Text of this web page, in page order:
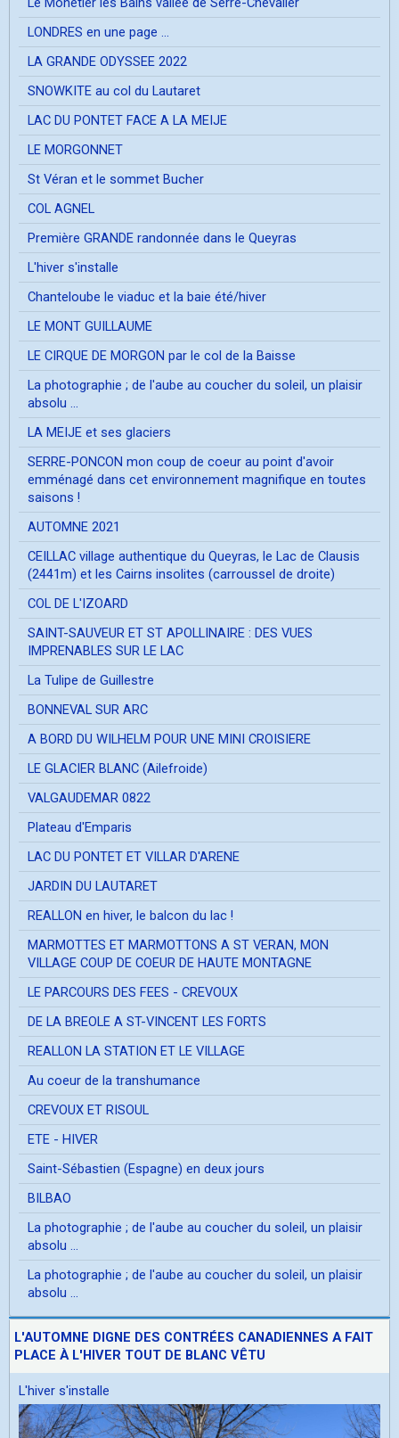
LONDRES en une page ...
LA GRANDE ODYSSEE 2022
SNOWKITE au col du Lautaret
LAC DU PONTET FACE A LA MEIJE
LE MORGONNET
St Véran et le sommet Bucher
COL AGNEL
Première GRANDE randonnée dans le Queyras
L'hiver s'installe
Chanteloube le viaduc et la baie été/hiver
LE MONT GUILLAUME
LE CIRQUE DE MORGON par le col de la Baisse
La photographie ; de l'aube au coucher du soleil, un plaisir
absolu ...
LA MEIJE et ses glaciers
SERRE-PONCON mon coup de coeur au point d'avoir
emménagé dans cet environnement magnifique en toutes
saisons !
AUTOMNE 2021
CEILLAC village authentique du Queyras, le Lac de Clausis
(2441m) et les Cairns insolites (carroussel de droite)
COL DE L'IZOARD
SAINT-SAUVEUR ET ST APOLLINAIRE : DES VUES
IMPRENABLES SUR LE LAC
La Tulipe de Guillestre
BONNEVAL SUR ARC
A BORD DU WILHELM POUR UNE MINI CROISIERE
LE GLACIER BLANC (Ailefroide)
VALGAUDEMAR 0822
Plateau d'Emparis
LAC DU PONTET ET VILLAR D'ARENE
JARDIN DU LAUTARET
REALLON en hiver, le balcon du lac !
MARMOTTES ET MARMOTTONS A ST VERAN, MON
VILLAGE COUP DE COEUR DE HAUTE MONTAGNE
LE PARCOURS DES FEES - CREVOUX
DE LA BREOLE A ST-VINCENT LES FORTS
REALLON LA STATION ET LE VILLAGE
Au coeur de la transhumance
CREVOUX ET RISOUL
ETE - HIVER
Saint-Sébastien (Espagne) en deux jours
BILBAO
La photographie ; de l'aube au coucher du soleil, un plaisir
absolu ...
La photographie ; de l'aube au coucher du soleil, un plaisir
absolu ...
L'AUTOMNE DIGNE DES CONTRÉES CANADIENNES A FAIT
PLACE À L'HIVER TOUT DE BLANC VÊTU
L'hiver s'installe